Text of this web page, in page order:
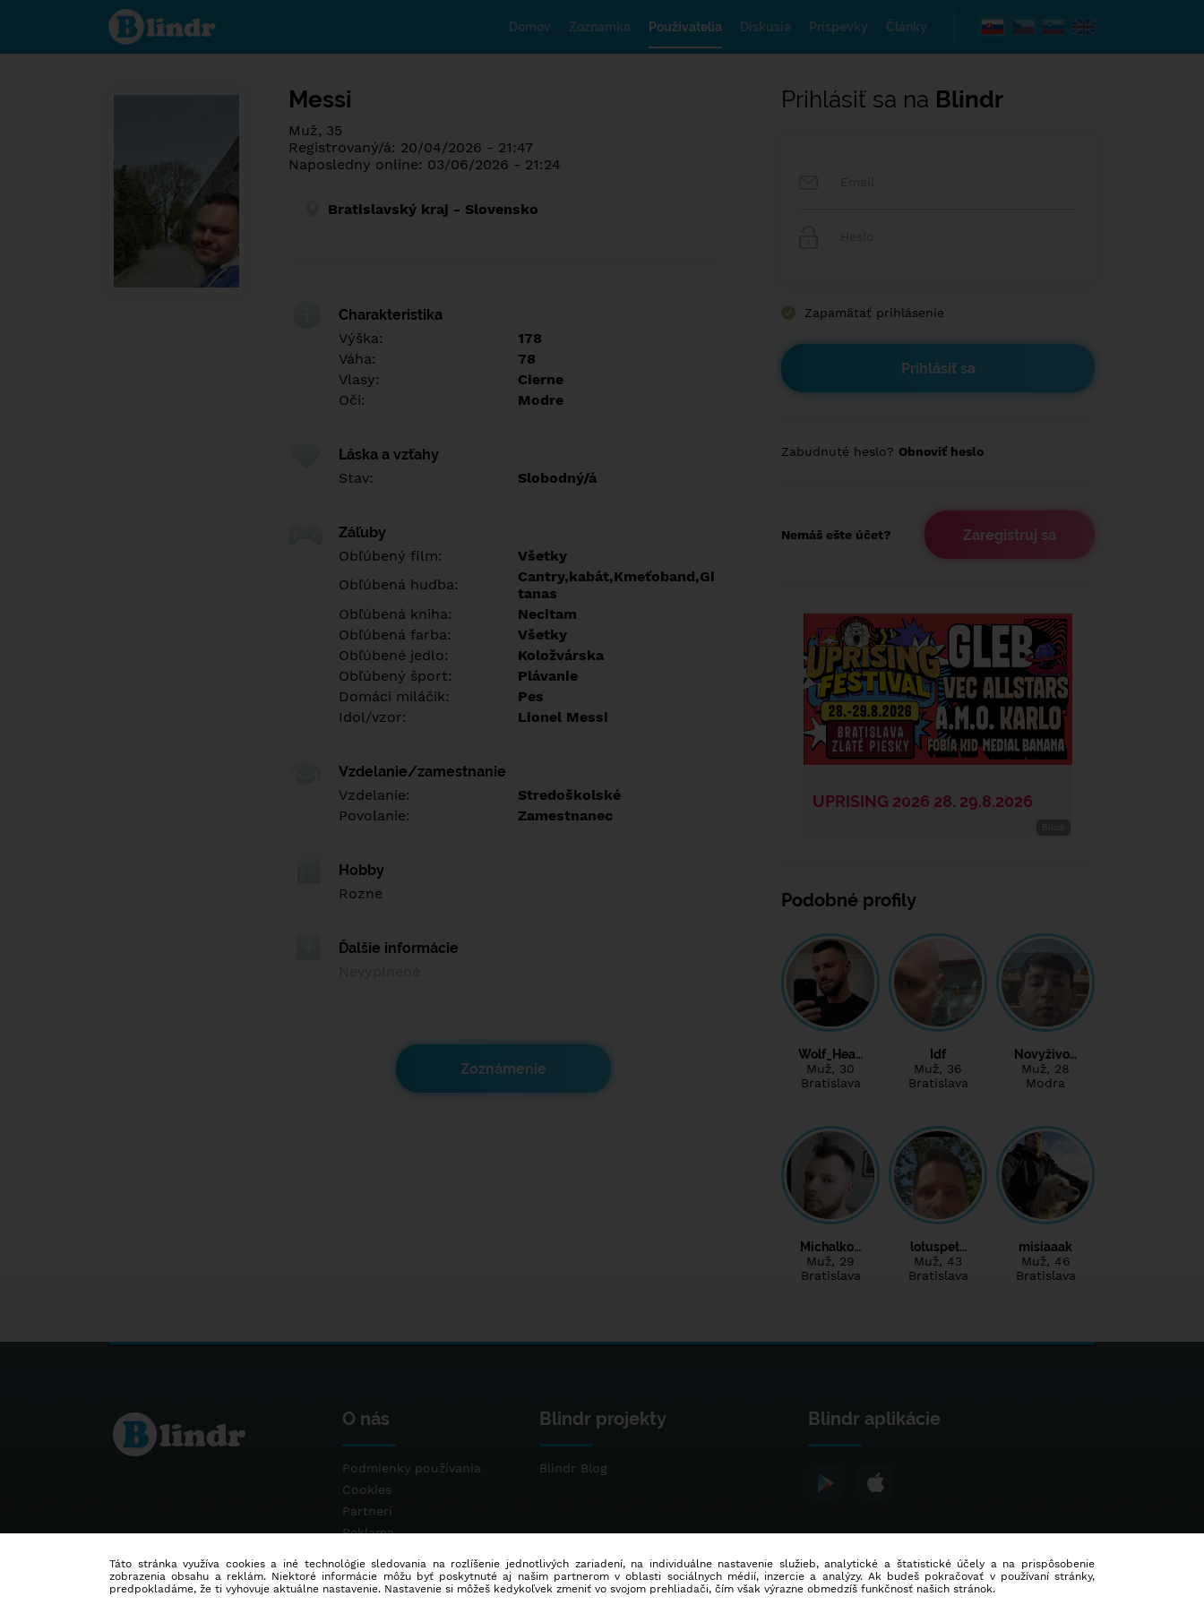
Spoznaj čo je
pod maskou.
Zoznamovacia
Domov Zoznamka Používatelia Diskusie Príspevky Články
Messi
Muž, 35
Registrovaný/á: 20/04/2026 - 21:47
Naposledny online: 03/06/2026 - 21:24
Bratislavský kraj - Slovensko
Charakteristika
Výška:
178
Váha:
78
Vlasy:
Cierne
Oči:
Modre
Láska a vzťahy
Stav:
Slobodný/á
Záľuby
Obľúbený film:
Všetky
Obľúbená hudba:
Cantry,kabát,Kmeťoband,Gi
tanas
Obľúbená kniha:
Necitam
Obľúbená farba:
Všetky
Obľúbené jedlo:
Koložvárska
Obľúbený šport:
Plávanie
Domáci miláčik:
Pes
Idol/vzor:
Lionel Messi
Vzdelanie/zamestnanie
Vzdelanie:
Stredoškolské
Povolanie:
Zamestnanec
Hobby
Rozne
Ďalšie informácie
Zoznámenie
Prihlásiť sa na Blindr
Zapamätať prihlásenie
Zabudnuté heslo? Obnoviť heslo
Nemáš ešte účet? Zaregistruj sa
Podobné profily
Wolf_Hea…
Muž, 30
Bratislava
Idf
Muž, 36
Bratislava
Novyživo…
Muž, 28
Modra
Michalko…
Muž, 29
Bratislava
lotuspet…
Muž, 43
Bratislava
misiaaak
Muž, 46
Bratislava
O nás
Podmienky používania
Cookies
Partneri
Reklama
Blindr projekty
Blindr Blog
Blindr aplikácie
Táto stránka využíva cookies a iné technológie sledovania na rozlíšenie jednotlivých zariadení, na individuálne nastavenie služieb, analytické a štatistické účely a na prispôsobenie
zobrazenia obsahu a reklám. Niektoré informácie môžu byť poskytnuté aj našim partnerom v oblasti sociálnych médií, inzercie a analýzy. Ak budeš pokračovať v používaní stránky,
predpokladáme, že ti vyhovuje aktuálne nastavenie. Nastavenie si môžeš kedykoľvek zmeniť vo svojom prehliadači, čím však výrazne obmedzíš funkčnosť našich stránok.